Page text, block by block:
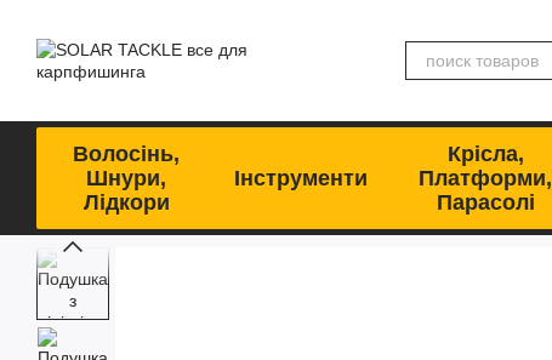
Волосінь,
Шнури,
Лідкори
Інструменти
Крісла,
Платформи,
Парасолі